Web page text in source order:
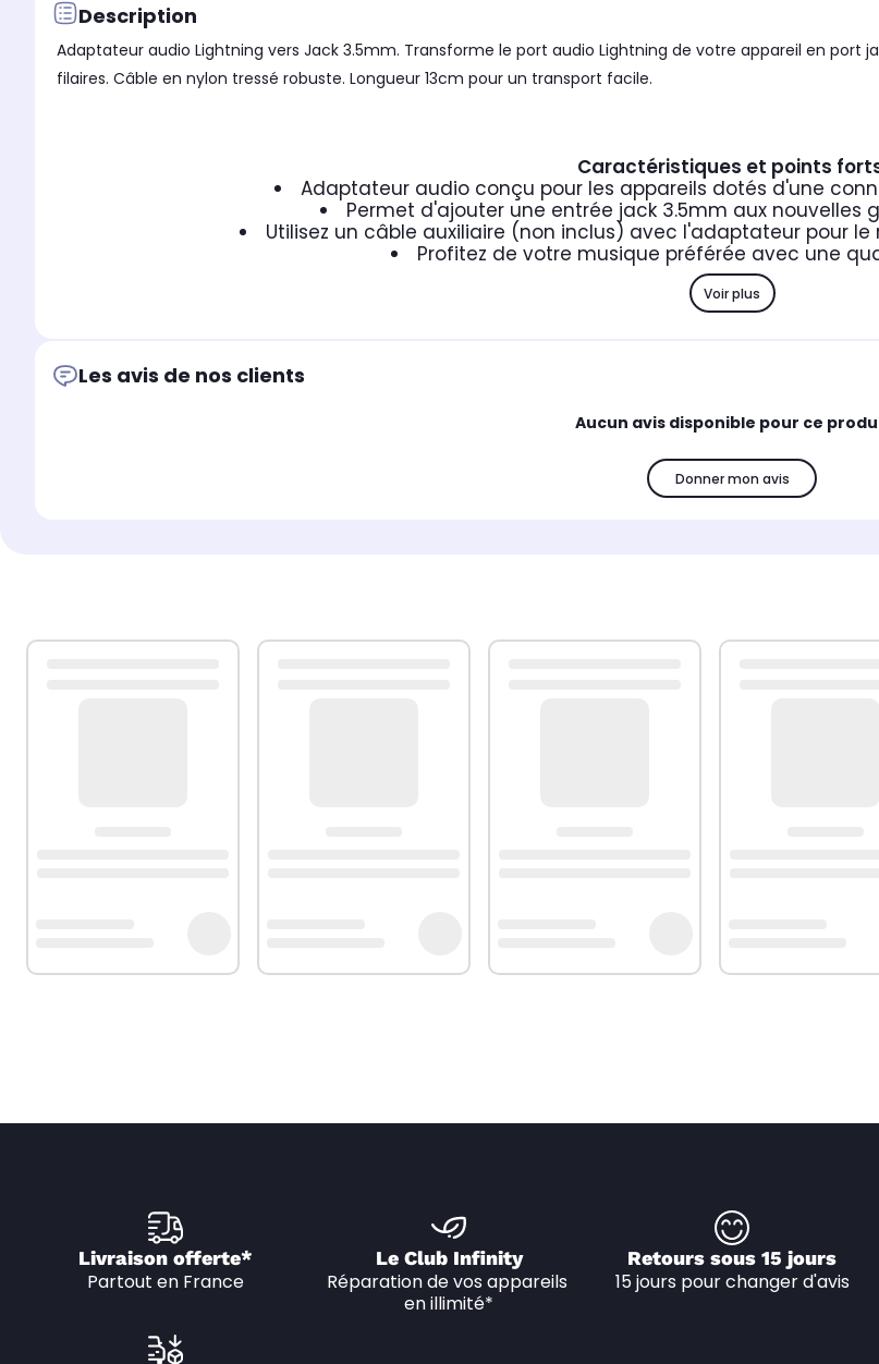
Description
Adaptateur audio Lightning vers Jack 3.5mm. Transforme le port audio Lightning de votre appareil en port
filaires. Câble en nylon tressé robuste. Longueur 13cm pour un transport facile.
Caractéristiques et points
Adaptateur audio conçu pour les appareils dotés d'une
Permet d'ajouter une entrée jack 3.5mm aux nouvelles
Utilisez un câble auxiliaire (non inclus) avec l'adaptateur pour
Profitez de votre musique préférée avec une
Voir plus
Les avis de nos clients
Aucun avis disponible pour ce
Donner mon avis
Livraison offerte*
Partout en France
Le Club Infinity
Réparation de vos appareils
en illimité*
Retours sous 15 jours
15 jours pour changer d'avis